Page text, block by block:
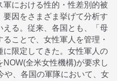
における性的・性差別的被
因をさまざま挙げて分析す
える。従来、各国とも、「母
ことで、女性軍人を管理・
限定してきた。女性軍人の
全米女性機構)が要求し
や、各国の軍隊において、女